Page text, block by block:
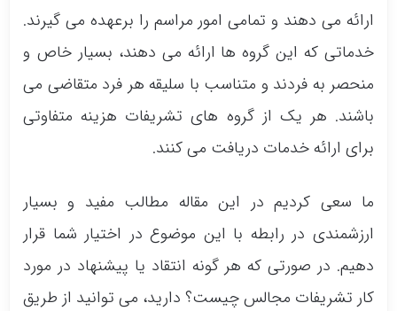
ارائه می دهند و تمامی امور مراسم را برعهده می گیرند.
خدماتی که این گروه ها ارائه می دهند، بسیار خاص و
منحصر به فردند و متناسب با سلیقه هر فرد متقاضی می
باشند. هر یک از گروه های تشریفات هزینه متفاوتی
برای ارائه خدمات دریافت می کنند.
ما سعی کردیم در این مقاله مطالب مفید و بسیار
ارزشمندی در رابطه با این موضوع در اختیار شما قرار
دهیم. در صورتی که هر گونه انتقاد یا پیشنهاد در مورد
کار تشریفات مجالس چیست؟ دارید، می توانید از طریق